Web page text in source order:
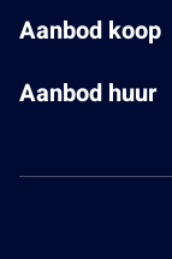
Aanbod koop
Aanbod huur